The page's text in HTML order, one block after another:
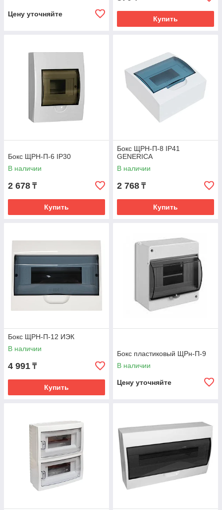
Цену уточняйте
Купить
Бокс ЩРН-П-6 IP30
В наличии
2 678 ₸
Купить
Бокс ЩРН-П-8 IP41
GENERICA
В наличии
2 768 ₸
Купить
Бокс ЩРН-П-12 ИЭК
В наличии
4 991 ₸
Купить
Бокс пластиковый ЩРн-П-9
В наличии
Цену уточняйте